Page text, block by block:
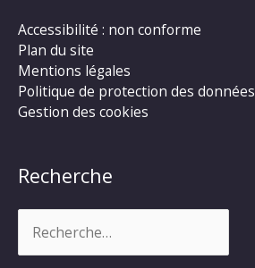
Accessibilité : non conforme
Plan du site
Mentions légales
Politique de protection des données
Gestion des cookies
Recherche